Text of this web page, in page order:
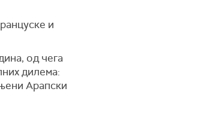
и
од чега
дилема:
Арапски